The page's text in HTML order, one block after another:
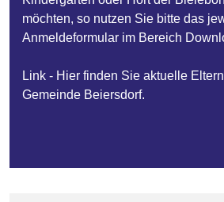
möchten, so nutzen Sie bitte das
Anmeldeformular im Bereich
Link - Hier finden Sie aktuelle
Gemeinde Beiersdorf.